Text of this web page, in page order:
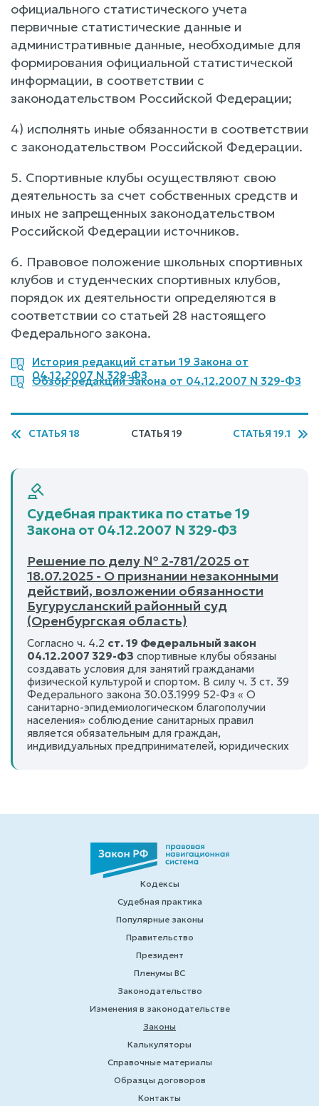
официального статистического учета
первичные статистические данные и
административные данные, необходимые для
формирования официальной статистической
информации, в соответствии с
законодательством Российской Федерации;
4) исполнять иные обязанности в соответствии
с законодательством Российской Федерации.
5. Спортивные клубы осуществляют свою
деятельность за счет собственных средств и
иных не запрещенных законодательством
Российской Федерации источников.
6. Правовое положение школьных спортивных
клубов и студенческих спортивных клубов,
порядок их деятельности определяются в
соответствии со статьей 28 настоящего
Федерального закона.
История редакций статьи 19 Закона от
04.12.2007 N 329-ФЗ
Обзор редакций Закона от 04.12.2007 N 329-ФЗ
СТАТЬЯ 18 СТАТЬЯ 19 СТАТЬЯ 19.1
Судебная практика по статье 19
Закона от 04.12.2007 N 329-ФЗ
Решение по делу № 2-781/2025 от
18.07.2025 - О признании незаконными
действий, возложении обязанности
Бугурусланский районный суд
(Оренбургская область)
Согласно ч. 4.2 ст. 19 Федеральный закон
04.12.2007 329-ФЗ спортивные клубы обязаны
создавать условия для занятий гражданами
физической культурой и спортом. В силу ч. 3 ст. 39
Федерального закона 30.03.1999 52-Фз « О
санитарно-эпидемиологическом благополучии
населения» соблюдение санитарных правил
является обязательным для граждан,
индивидуальных предпринимателей, юридических
Кодексы
Судебная практика
Популярные законы
Правительство
Президент
Пленумы ВС
Законодательство
Изменения в законодательстве
Законы
Калькуляторы
Справочные материалы
Образцы договоров
Контакты